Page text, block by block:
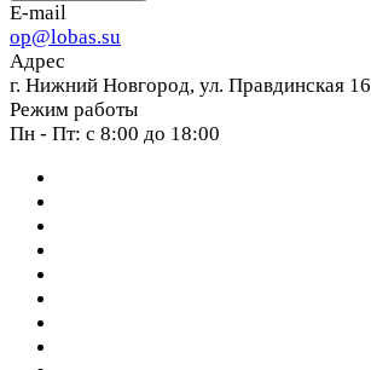
E-mail
op@lobas.su
Адрес
г. Нижний Новгород, ул. Правдинская 16
Режим работы
Пн - Пт: с 8:00 до 18:00